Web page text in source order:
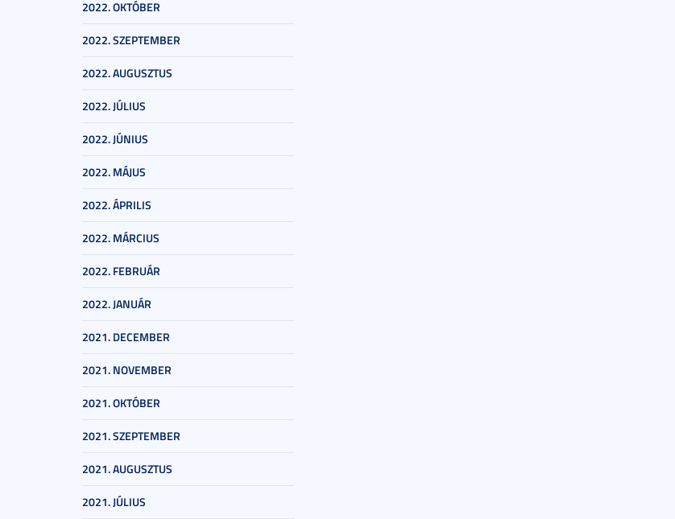
2022. OKTÓBER
2022. SZEPTEMBER
2022. AUGUSZTUS
2022. JÚLIUS
2022. JÚNIUS
2022. MÁJUS
2022. ÁPRILIS
2022. MÁRCIUS
2022. FEBRUÁR
2022. JANUÁR
2021. DECEMBER
2021. NOVEMBER
2021. OKTÓBER
2021. SZEPTEMBER
2021. AUGUSZTUS
2021. JÚLIUS